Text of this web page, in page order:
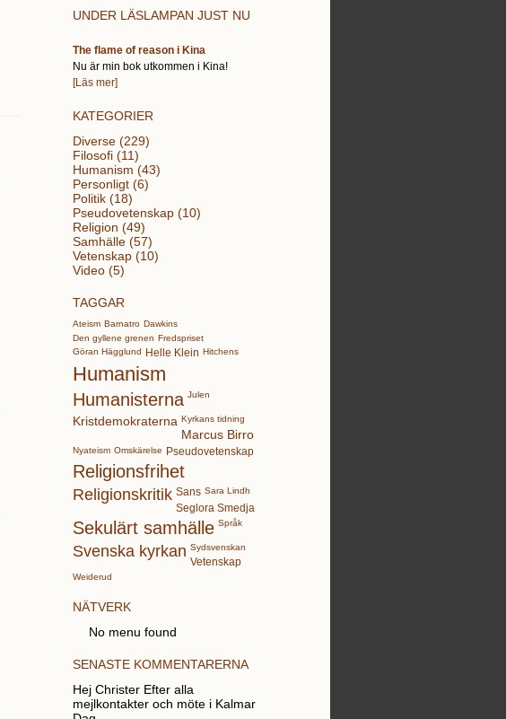
UNDER LÄSLAMPAN JUST NU
The flame of reason i Kina
Nu är min bok utkommen i Kina!
[Läs mer]
KATEGORIER
Diverse (229)
Filosofi (11)
Humanism (43)
Personligt (6)
Politik (18)
Pseudovetenskap (10)
Religion (49)
Samhälle (57)
Vetenskap (10)
Video (5)
TAGGAR
Ateism Barnatro Dawkins
Den gyllene grenen Fredspriset
Göran Hägglund
Helle Klein Hitchens
Humanism
Humanisterna Julen
Kristdemokraterna Kyrkans tidning
Marcus Birro
Nyateism Omskärelse Pseudovetenskap
Religionsfrihet
Religionskritik Sans Sara Lindh
Seglora Smedja
Sekulärt samhälle Språk
Svenska kyrkan Sydsvenskan
Vetenskap
Weiderud
NÄTVERK
No menu found
SENASTE KOMMENTARERNA
Hej Christer Efter alla
mejlkontakter och möte i Kalmar